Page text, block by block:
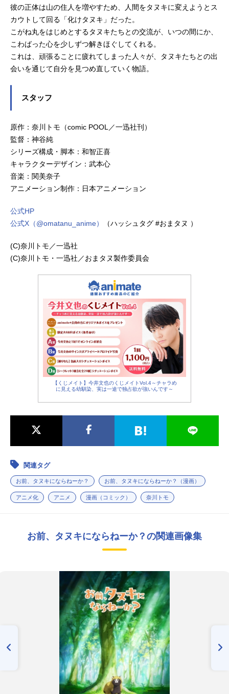
彼の正体は山の住人を増やすため、人間をタヌキに変えようとス
カウトして回る「化けタヌキ」だった。
こがね丸をはじめとするタヌキたちとの交流が、いつの間にか、
こわばった心を少しずつ解きほぐしてくれる。
これは、頑張ることに疲れてしまった人々が、タヌキたちとの出
会いを通じて自分を見つめ直していく物語。
スタッフ
原作：奈川トモ（comic POOL／一迅社刊）
監督：神谷純
シリーズ構成・脚本：和智正喜
キャラクターデザイン：武本心
音楽：関美奈子
アニメーション制作：日本アニメーション
公式HP
公式X（@omatanu_anime）
（ハッシュタグ #おまタヌ ）
(C)奈川トモ／一迅社
(C)奈川トモ・一迅社／おまタヌ製作委員会
【くじメイト】今井文也のくじメイトVol.4～チャラめ
に見える幼馴染、実は一途で独占欲が強いんです～
関連タグ
お前、タヌキにならねーか？ お前、タヌキにならねーか？（漫画）
アニメ化 アニメ 漫画（コミック） 奈川トモ
お前、タヌキにならねーか？の関連画像集